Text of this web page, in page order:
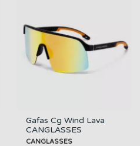
Gafas Cg Wind Lava
CANGLASSES
CANGLASSES